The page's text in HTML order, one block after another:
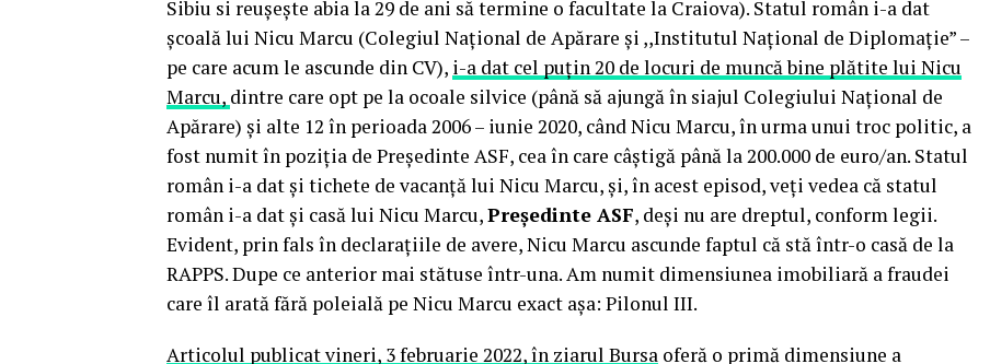
Sibiu si reuşeşte abia la 29 de ani să termine o facultate la Craiova). Statul român i-a dat
şcoală lui Nicu Marcu (Colegiul Naţional de Apărare şi ,,Institutul Naţional de Diplomaţie” –
pe care acum le ascunde din CV), i-a dat cel puţin 20 de locuri de muncă bine plătite lui Nicu
Marcu, dintre care opt pe la ocoale silvice (până să ajungă în siajul Colegiului Naţional de
Apărare) şi alte 12 în perioada 2006 – iunie 2020, când Nicu Marcu, în urma unui troc politic, a
fost numit în poziţia de Preşedinte ASF, cea în care câştigă până la 200.000 de euro/an. Statul
român i-a dat şi tichete de vacanţă lui Nicu Marcu, şi, în acest episod, veţi vedea că statul
român i-a dat şi casă lui Nicu Marcu,Preşedinte ASF, deşi nu are dreptul, conform legii.
Evident, prin fals în declaraţiile de avere, Nicu Marcu ascunde faptul că stă într-o casă de la
RAPPS. Dupe ce anterior mai stătuse într-una. Am numit dimensiunea imobiliară a fraudei
care îl arată fără poleială pe Nicu Marcu exact aşa: Pilonul III.
Articolul publicat vineri, 3 februarie 2022, în ziarul Bursa oferă o primă dimensiune a